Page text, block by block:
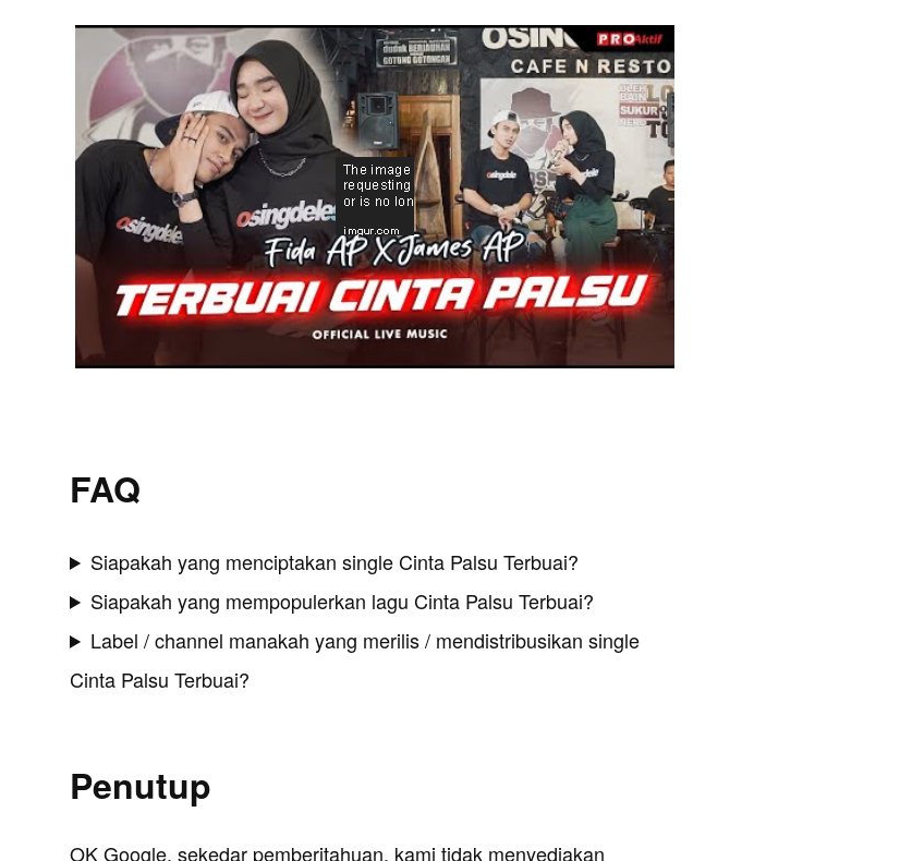
FAQ
Siapakah yang menciptakan single Cinta Palsu Terbuai?
Siapakah yang mempopulerkan lagu Cinta Palsu Terbuai?
Label / channel manakah yang merilis / mendistribusikan single
Cinta Palsu Terbuai?
Penutup
OK Google, sekedar pemberitahuan, kami tidak menyediakan